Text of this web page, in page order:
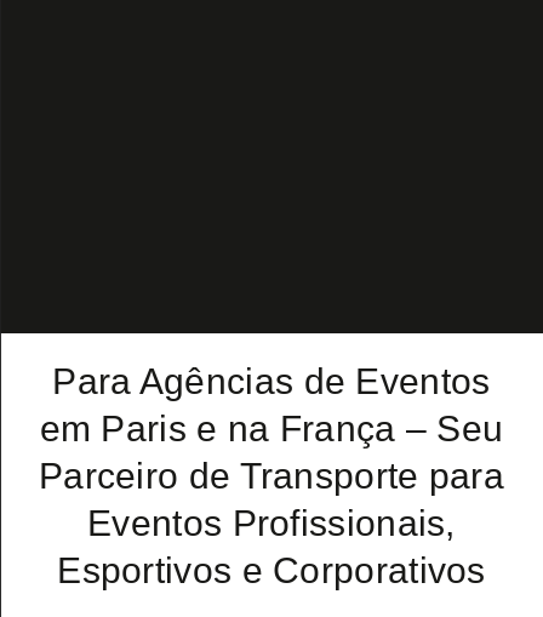
Para Agências de Eventos
em Paris e na França – Seu
Parceiro de Transporte para
Eventos Profissionais,
Esportivos e Corporativos